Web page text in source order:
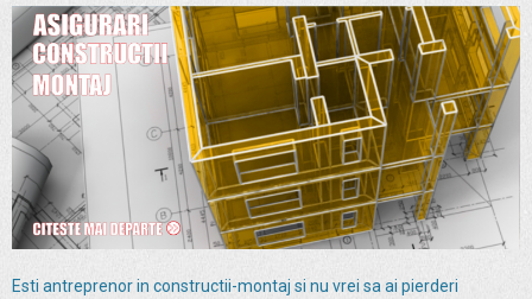
Esti antreprenor in constructii-montaj si nu vrei sa ai pierderi